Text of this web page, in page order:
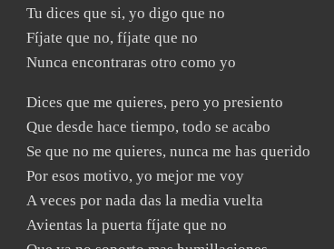
Tu dices que si, yo digo que no
Fíjate que no, fíjate que no
Nunca encontraras otro como yo
Dices que me quieres, pero yo presiento
Que desde hace tiempo, todo se acabo
Se que no me quieres, nunca me has querido
Por esos motivo, yo mejor me voy
A veces por nada das la media vuelta
Avientas la puerta fíjate que no